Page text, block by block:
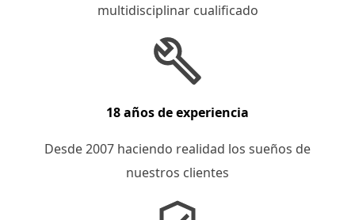
multidisciplinar cualificado
18 años de experiencia
Desde 2007 haciendo realidad los sueños de
nuestros clientes